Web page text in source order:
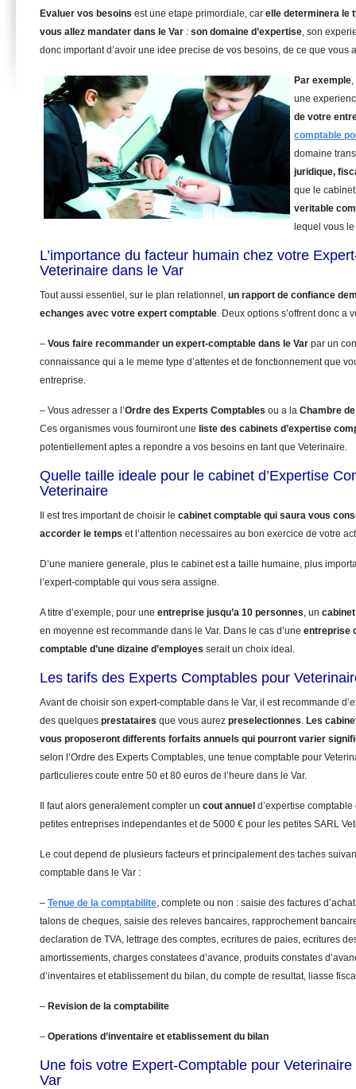
Evaluer vos besoins est une etape primordiale, car elle determinera le
vous allez mandater dans le Var : son domaine d’expertise, son
donc important d’avoir une idee precise de vos besoins, de ce que vous
Par exemple
une
de votre
comptable
domaine
juridique,
que le
veritable
lequel vous
L’importance du facteur humain chez votre
Veterinaire dans le Var
Tout aussi essentiel, sur le plan relationnel, un rapport de confiance
echanges avec votre expert comptable. Deux options s’offrent donc a
– Vous faire recommander un expert-comptable dans le Var par un
connaissance qui a le meme type d’attentes et de fonctionnement que
entreprise.
– Vous adresser a l’Ordre des Experts Comptables ou a la Chambre
Ces organismes vous fourniront une liste des cabinets d’expertise
potentiellement aptes a repondre a vos besoins en tant que Veterinaire.
Quelle taille ideale pour le cabinet d’Expertise
Veterinaire
Il est tres important de choisir le cabinet comptable qui saura vous
accorder le temps et l’attention necessaires au bon exercice de votre
D’une maniere generale, plus le cabinet est a taille humaine, plus
l’expert-comptable qui vous sera assigne.
A titre d’exemple, pour une entreprise jusqu’a 10 personnes, un
en moyenne est recommande dans le Var. Dans le cas d’une entreprise
comptable d’une dizaine d’employes serait un choix ideal.
Les tarifs des Experts Comptables pour
Avant de choisir son expert-comptable dans le Var, il est recommande
des quelques prestataires que vous aurez preselectionnes. Les
vous proposeront differents forfaits annuels qui pourront varier
selon l’Ordre des Experts Comptables, une tenue comptable pour
particulieres coute entre 50 et 80 euros de l’heure dans le Var.
Il faut alors generalement compter un cout annuel d’expertise
petites entreprises independantes et de 5000 € pour les petites SARL
Le cout depend de plusieurs facteurs et principalement des taches
comptable dans le Var :
– Tenue de la comptabilite, complete ou non : saisie des factures
talons de cheques, saisie des releves bancaires, rapprochement
declaration de TVA, lettrage des comptes, ecritures de paies, ecritures
amortissements, charges constatees d’avance, produits constates
d’inventaires et etablissement du bilan, du compte de resultat, liasse
– Revision de la comptabilite
– Operations d’inventaire et etablissement du bilan
Une fois votre Expert-Comptable pour
Var